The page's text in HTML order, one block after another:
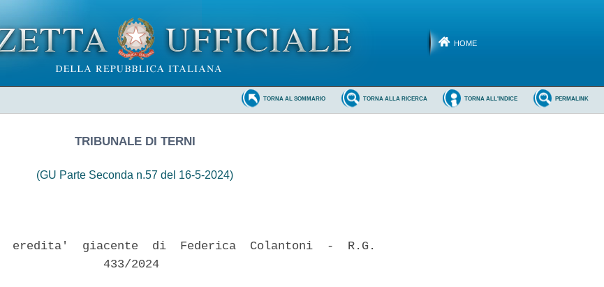
HOME
PERMALINK
TORNA ALL'INDICE
TORNA ALLA RICERCA
TORNA AL SOMMARIO
TRIBUNALE DI TERNI
(GU Parte Seconda n.57 del 16-5-2024)
eredita'  giacente  di  Federica  Colantoni  -  R.G.
433/2024